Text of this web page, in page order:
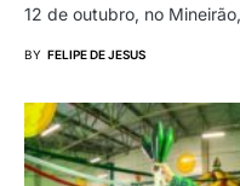
12 de outubro, no
BY FELIPE DE JESUS